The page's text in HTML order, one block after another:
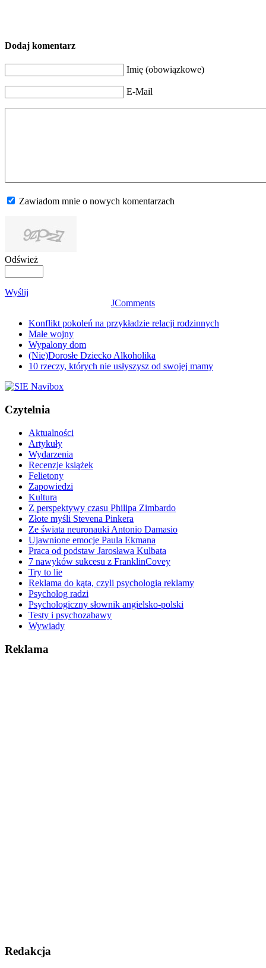
Dodaj komentarz
Imię (obowiązkowe)
E-Mail
Zawiadom mnie o nowych komentarzach
Odśwież
Wyślij
JComments
Konflikt pokoleń na przykładzie relacji rodzinnych
Małe wojny
Wypalony dom
(Nie)Dorosłe Dziecko Alkoholika
10 rzeczy, których nie usłyszysz od swojej mamy
Czytelnia
Aktualności
Artykuły
Wydarzenia
Recenzje książek
Felietony
Zapowiedzi
Kultura
Z perspektywy czasu Philipa Zimbardo
Złote myśli Stevena Pinkera
Ze świata neuronauki Antonio Damasio
Ujawnione emocje Paula Ekmana
Praca od podstaw Jarosława Kulbata
7 nawyków sukcesu z FranklinCovey
Try to lie
Reklama do kąta, czyli psychologia reklamy
Psycholog radzi
Psychologiczny słownik angielsko-polski
Testy i psychozabawy
Wywiady
Reklama
Redakcja